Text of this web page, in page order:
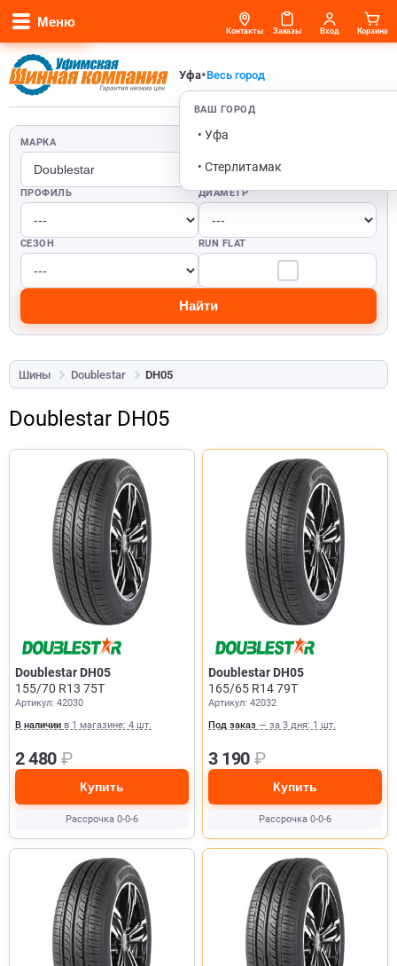
Меню
Уфа•Весь город
ВАШ ГОРОД
• Уфа
• Стерлитамак
Контакты Заказы Вход Корзина
МАРКА ШИРИНА
ПРОФИЛЬ ДИАМЕТР
СЕЗОН RUN FLAT
Найти
Шины Doublestar DH05
Doublestar DH05
Doublestar DH05
155/70 R13 75T
Артикул: 42030
В наличии в 1 магазине: 4 шт.
2 480 ₽
Купить
Рассрочка 0-0-6
Doublestar DH05
165/65 R14 79T
Артикул: 42032
Под заказ — за 3 дня: 1 шт.
3 190 ₽
Купить
Рассрочка 0-0-6